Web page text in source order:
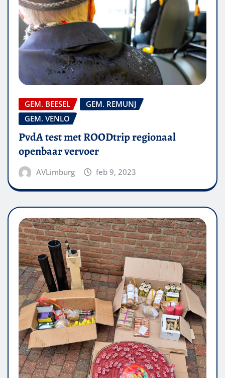
GEM. BEESEL
GEM. REMUNJ
GEM. VENLO
PvdA test met ROODtrip regionaal
openbaar vervoer
AVLimburg feb 9, 2023